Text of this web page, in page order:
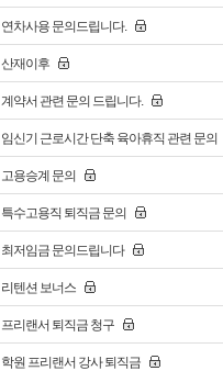
연차사용 문의드립니다.
산재이후
계약서 관련 문의 드립니다.
임신기 근로시간 단축 육아휴직 관련 문의
고용승계 문의
특수고용직 퇴직금 문의
최저임금 문의드립니다
리텐션 보너스
프리랜서 퇴직금 청구
학원 프리랜서 강사 퇴직금